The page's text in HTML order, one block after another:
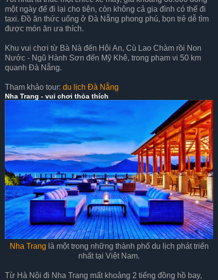
một ngày để đi lại cho tiện, còn không cả gia đình có thể đi
taxi. Đồ ăn thức uống ở Đà Nẵng phong phú, bọn trẻ dễ tìm
được món ăn ưa thích.
Khu vui chơi từ Bà Nà đến Hội An, Cù Lao Chàm rồi Non
Nước - Ngũ Hành Sơn đến Mỹ Khê, trong phạm vi 50 km
quanh Đà Nẵng.
Tham khảo tour: du lịch Đà Nẵng
Nha Trang - vui chơi thỏa thích
Nha Trang là một trong những thành phố du lịch phát triển
nhất tại Việt Nam.
Từ Hà Nội đi Nha Trang mất khoảng 2 tiếng đồng hồ bay,